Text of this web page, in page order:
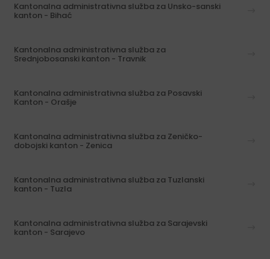
Kantonalna administrativna služba za Unsko-sanski
kanton - Bihać
Kantonalna administrativna služba za
Srednjobosanski kanton - Travnik
Kantonalna administrativna služba za Posavski
Kanton - Orašje
Kantonalna administrativna služba za Zeničko-
dobojski kanton - Zenica
Kantonalna administrativna služba za Tuzlanski
kanton - Tuzla
Kantonalna administrativna služba za Sarajevski
kanton - Sarajevo